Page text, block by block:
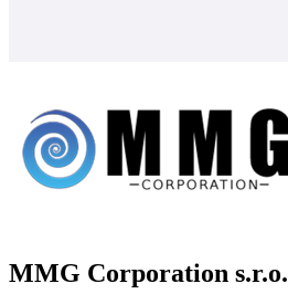
MMG Corporation s.r.o.